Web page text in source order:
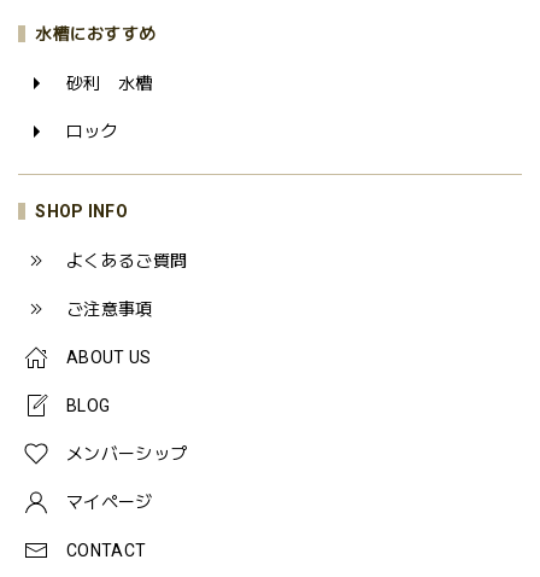
水槽におすすめ
砂利 水槽
ロック
SHOP INFO
よくあるご質問
ご注意事項
ABOUT US
BLOG
メンバーシップ
マイページ
CONTACT